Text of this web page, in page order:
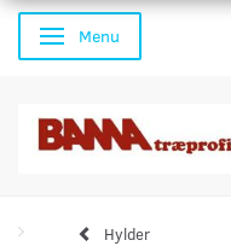
Skifte navigation
Menu
Hylder